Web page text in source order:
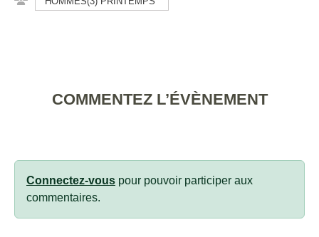
COMMENTEZ L’ÉVÈNEMENT
Connectez-vous pour pouvoir participer aux
commentaires.